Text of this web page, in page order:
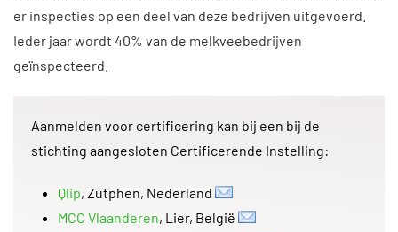
er inspecties op een deel van deze bedrijven uitgevoerd.
Ieder jaar wordt 40% van de melkveebedrijven
geïnspecteerd.
Aanmelden voor certificering kan bij een bij de
stichting aangesloten Certificerende Instelling:
Qlip, Zutphen, Nederland
MCC Vlaanderen, Lier, België